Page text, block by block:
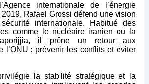
internationale de l’énergie
Rafael Grossi défend une vision
internationale. Habitué des
comme le nucléaire iranien ou la
il prône un retour aux
l’ONU : prévenir les conflits et éviter
la stabilité stratégique et la